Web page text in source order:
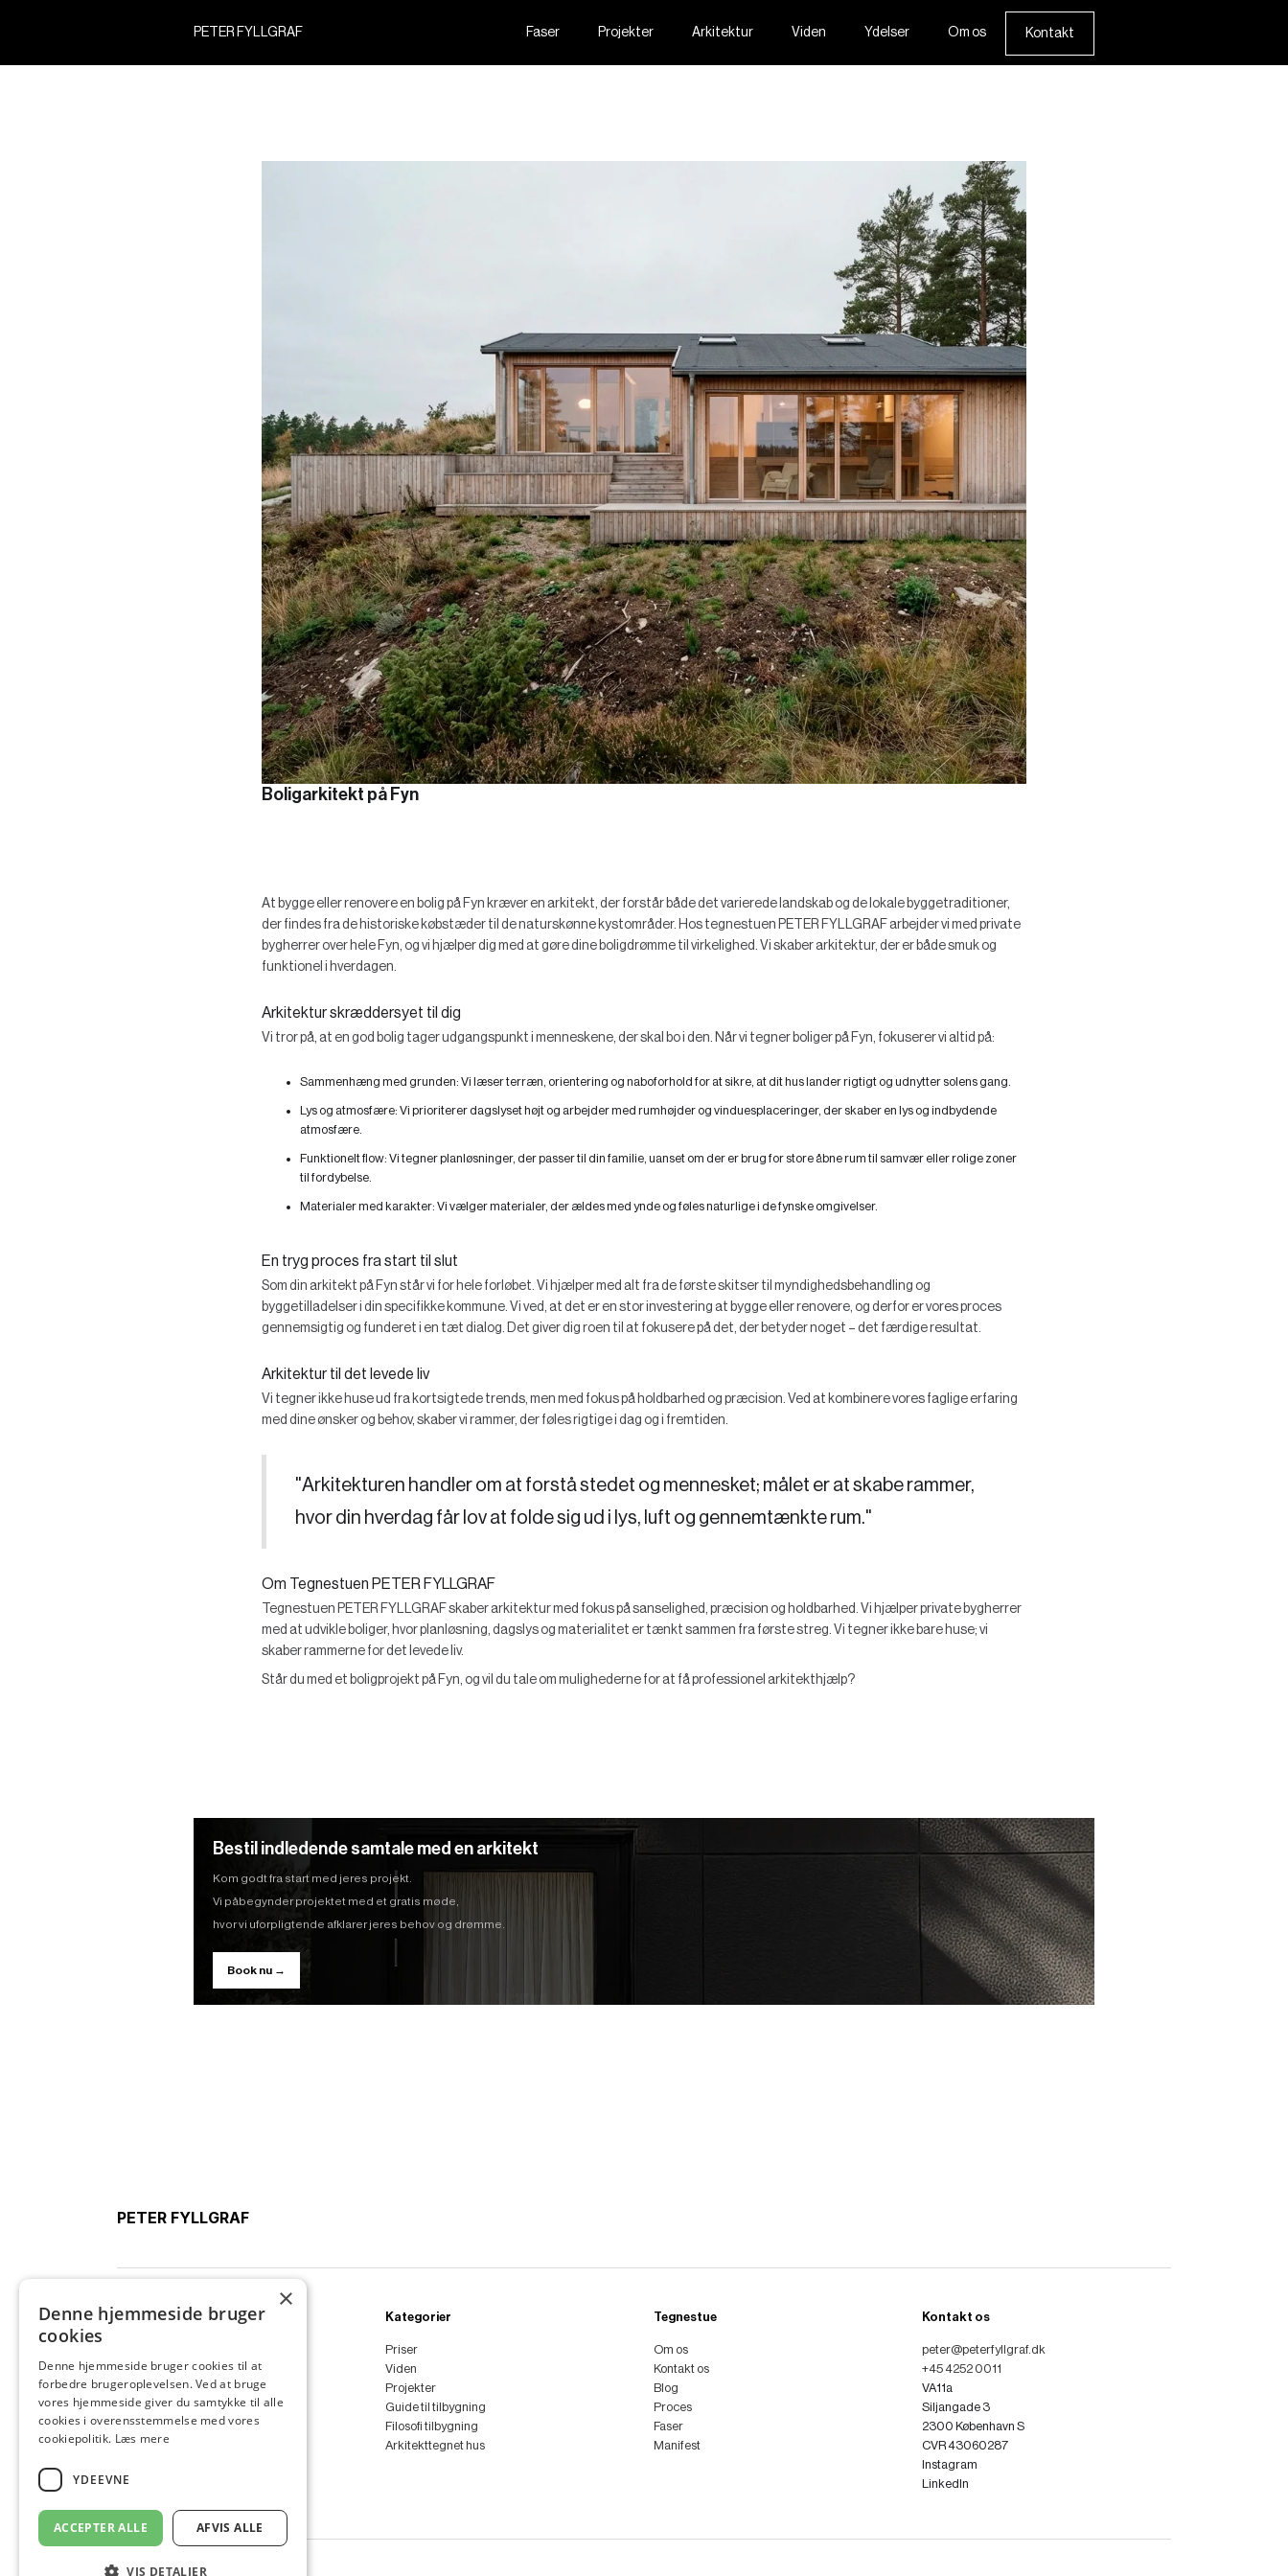
PETER FYLLGRAF Faser Projekter Arkitektur Viden Ydelser Om os Kontakt
Boligarkitekt på Fyn
At bygge eller renovere en bolig på Fyn kræver en arkitekt, der forstår både det varierede landskab og de lokale byggetraditioner,
der findes fra de historiske købstæder til de naturskønne kystområder. Hos tegnestuen PETER FYLLGRAF arbejder vi med private
bygherrer over hele Fyn, og vi hjælper dig med at gøre dine boligdrømme til virkelighed. Vi skaber arkitektur, der er både smuk og
funktionel i hverdagen.
Arkitektur skræddersyet til dig
Vi tror på, at en god bolig tager udgangspunkt i menneskene, der skal bo i den. Når vi tegner boliger på Fyn, fokuserer vi altid på:
Sammenhæng med grunden: Vi læser terræn, orientering og naboforhold for at sikre, at dit hus lander rigtigt og udnytter solens gang.
Lys og atmosfære: Vi prioriterer dagslyset højt og arbejder med rumhøjder og vinduesplaceringer, der skaber en lys og indbydende
atmosfære.
Funktionelt flow: Vi tegner planløsninger, der passer til din familie, uanset om der er brug for store åbne rum til samvær eller rolige zoner
til fordybelse.
Materialer med karakter: Vi vælger materialer, der ældes med ynde og føles naturlige i de fynske omgivelser.
En tryg proces fra start til slut
Som din arkitekt på Fyn står vi for hele forløbet. Vi hjælper med alt fra de første skitser til myndighedsbehandling og
byggetilladelser i din specifikke kommune. Vi ved, at det er en stor investering at bygge eller renovere, og derfor er vores proces
gennemsigtig og funderet i en tæt dialog. Det giver dig roen til at fokusere på det, der betyder noget – det færdige resultat.
Arkitektur til det levede liv
Vi tegner ikke huse ud fra kortsigtede trends, men med fokus på holdbarhed og præcision. Ved at kombinere vores faglige erfaring
med dine ønsker og behov, skaber vi rammer, der føles rigtige i dag og i fremtiden.
"Arkitekturen handler om at forstå stedet og mennesket; målet er at skabe rammer,
hvor din hverdag får lov at folde sig ud i lys, luft og gennemtænkte rum."
Om Tegnestuen PETER FYLLGRAF
Tegnestuen PETER FYLLGRAF skaber arkitektur med fokus på sanselighed, præcision og holdbarhed. Vi hjælper private bygherrer
med at udvikle boliger, hvor planløsning, dagslys og materialitet er tænkt sammen fra første streg. Vi tegner ikke bare huse; vi
skaber rammerne for det levede liv.
Står du med et boligprojekt på Fyn, og vil du tale om mulighederne for at få professionel arkitekthjælp?
Bestil indledende samtale med en arkitekt
Kom godt fra start med jeres projekt.
Vi påbegynder projektet med et gratis møde,
hvor vi uforpligtende afklarer jeres behov og drømme.
Book nu →
PETER FYLLGRAF
Ydelser
Sommerhus
Anneks
Tilbygning
Ombygning
Renovering
Kategorier
Priser
Viden
Projekter
Guide til tilbygning
Filosofi tilbygning
Arkitekttegnet hus
Tegnestue
Om os
Kontakt os
Blog
Proces
Faser
Manifest
Kontakt os
peter@peterfyllgraf.dk
+45 4252 0011
VA11a
Siljangade 3
2300 København S
CVR 43060287
Instagram
LinkedIn
×
Denne hjemmeside bruger
cookies
Denne hjemmeside bruger cookies til at
forbedre brugeroplevelsen. Ved at bruge
vores hjemmeside giver du samtykke til alle
cookies i overensstemmelse med vores
cookiepolitik. Læs mere
YDEEVNE
ACCEPTER ALLE AFVIS ALLE
VIS DETALJER